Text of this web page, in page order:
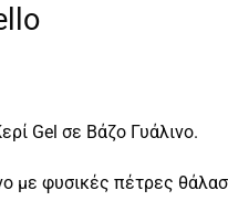
Gel σε Βάζο Γυάλινο.
με φυσικές πέτρες